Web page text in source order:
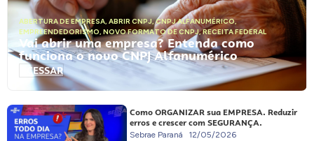
ABERTURA DE EMPRESA, ABRIR CNPJ,CNPJ ALFANUMÉRICO,
EMPREENDEDORISMO, NOVO FORMATO DE CNPJ,RECEITA FEDERAL
Vai abrir uma empresa? Entenda como
funciona o novo CNPJ Alfanumérico
ACESSAR
Como ORGANIZAR sua EMPRESA. Reduzir
erros e crescer com SEGURANÇA.
Sebrae Paraná 12/05/2026